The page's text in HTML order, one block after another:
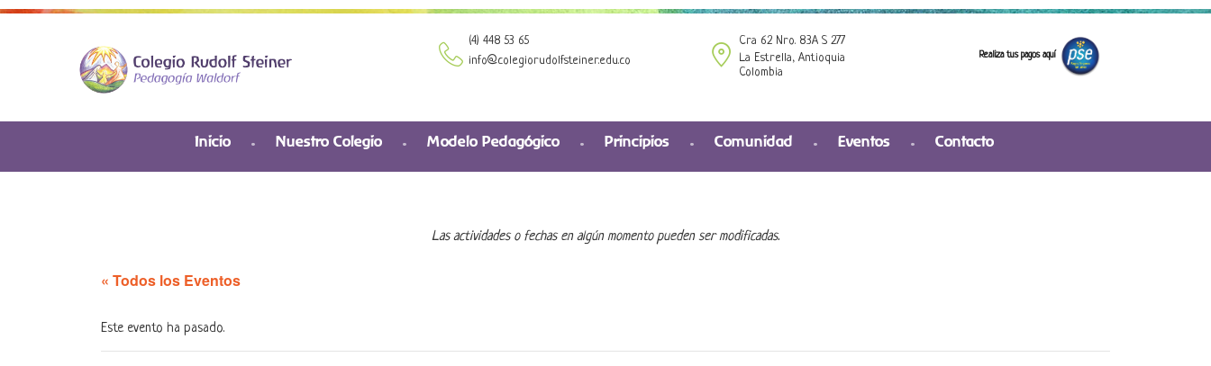
(4) 448 53 65
info@colegiorudolfsteiner.edu.co
Cra 62 Nro. 83A S 277
La Estrella, Antioquia
Colombia
Realiza tus pagos aquí
Inicio Nuestro Colegio Modelo Pedagógico Principios Comunidad Eventos Contacto
Las actividades o fechas en algún momento pueden ser modificadas.
« Todos los Eventos
Este evento ha pasado.